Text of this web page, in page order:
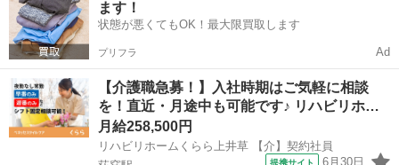
ます！
状態が悪くてもOK！最大限買取します
プリフラ Ad
【介護職急募！】入社時期はご気軽に相談
を！直近・月途中も可能です♪ リハビリホ…
月給258,500円
リハビリホームくらら上井草 【介】契約社員
提携サイト 6月30日